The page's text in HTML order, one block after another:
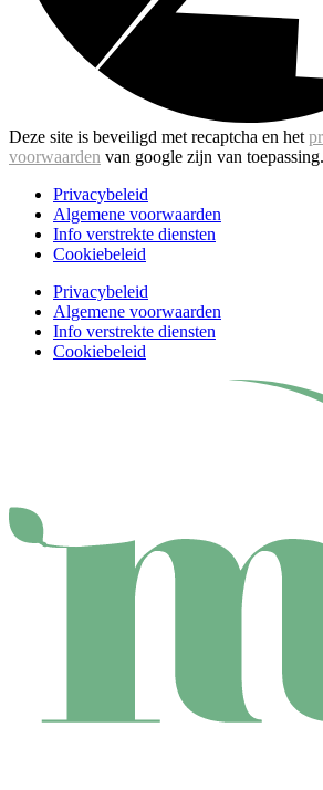
Deze site is beveiligd met recaptcha en het
voorwaarden van google zijn van toepassing.
Privacybeleid
Algemene voorwaarden
Info verstrekte diensten
Cookiebeleid
Privacybeleid
Algemene voorwaarden
Info verstrekte diensten
Cookiebeleid